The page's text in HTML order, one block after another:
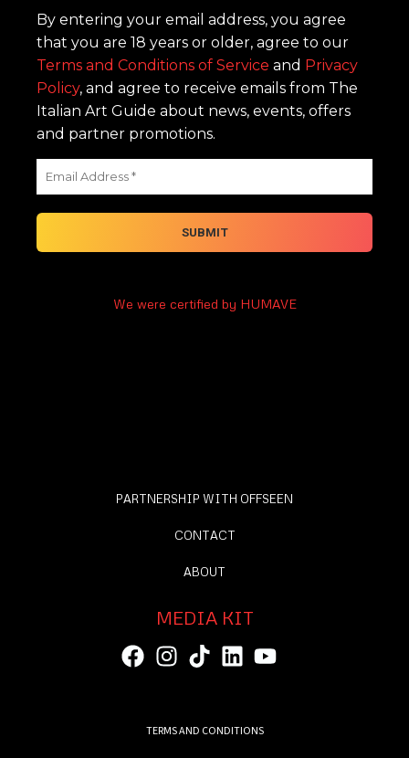
By entering your email address, you agree
that you are 18 years or older, agree to our
Terms and Conditions of Service and Privacy
Policy, and agree to receive emails from The
Italian Art Guide about news, events, offers
and partner promotions.
We were certified by HUMAVE
PARTNERSHIP WITH OFFSEEN
CONTACT
ABOUT
MEDIA KIT
TERMS AND CONDITIONS